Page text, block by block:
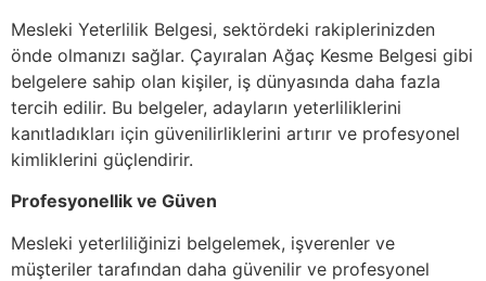
Mesleki Yeterlilik Belgesi, sektördeki rakiplerinizden
önde olmanızı sağlar. Çayıralan Ağaç Kesme Belgesi gibi
belgelere sahip olan kişiler, iş dünyasında daha fazla
tercih edilir. Bu belgeler, adayların yeterliliklerini
kanıtladıkları için güvenilirliklerini artırır ve profesyonel
kimliklerini güçlendirir.
Profesyonellik ve Güven
Mesleki yeterliliğinizi belgelemek, işverenler ve
müşteriler tarafından daha güvenilir ve profesyonel